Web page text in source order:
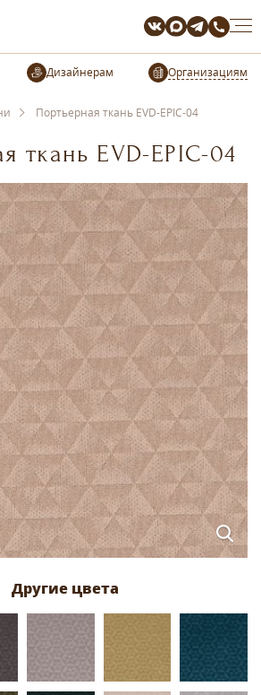
Организациям
Портьерная ткань EVD-EPIC-04
ткань EVD-EPIC-04